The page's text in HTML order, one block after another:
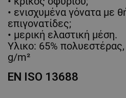
• ενισχυμένα γόνατα με
επιγονατίδες;
• μερική ελαστική μέση.
Υλικο: 65%
g/m²
EN ISO 13688